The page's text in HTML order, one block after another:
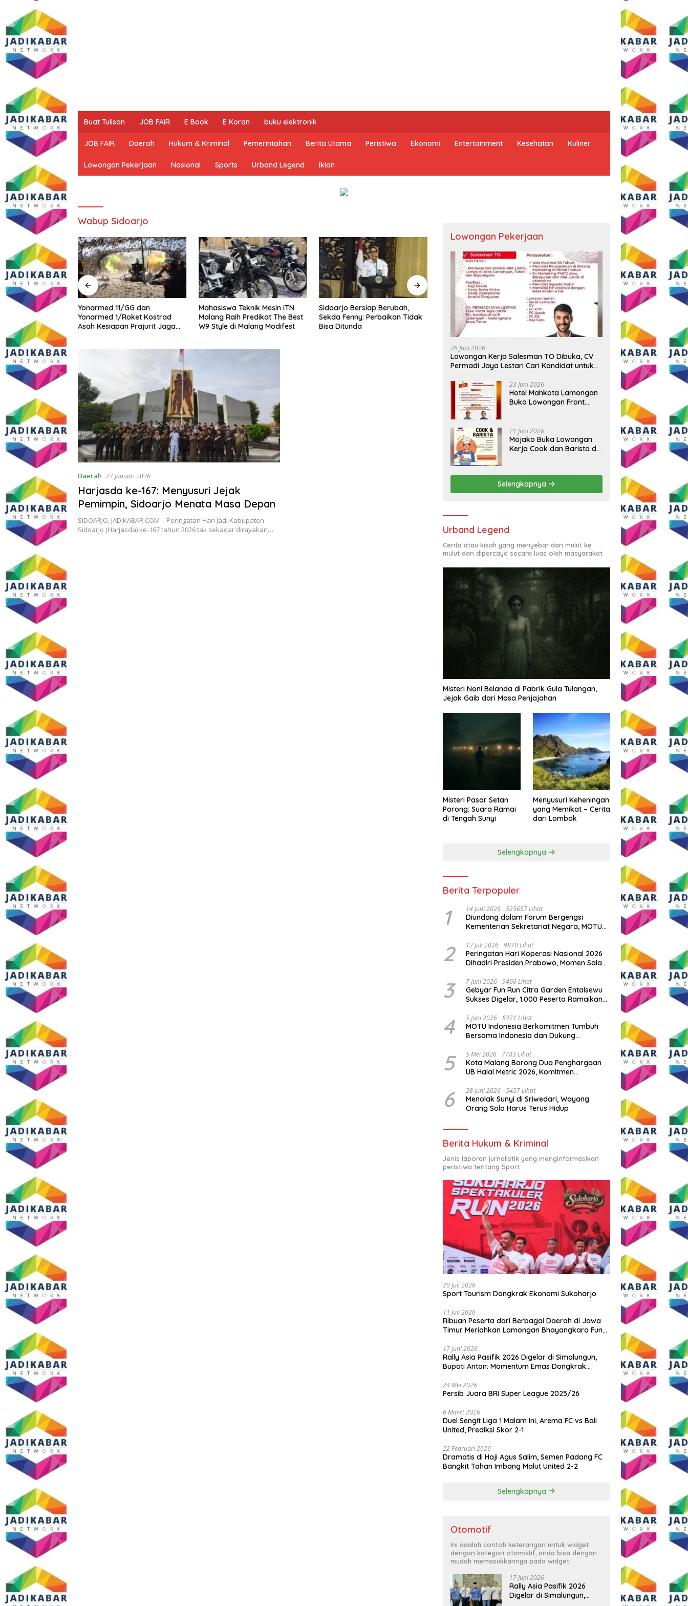
Buat Tulisan JOB FAIR E Book E Koran buku elektronik
JOB FAIR Daerah Hukum & Kriminal Pemerintahan Berita Utama Peristiwa Ekonomi Entertainment Kesehatan Kuliner
Lowongan Pekerjaan Nasional Sports Urband Legend Iklan
Wabup Sidoarjo
Wartawan
Gedung,
SMAN 1
DPD IWOI
Yonarmed 11/GG dan
Yonarmed 1/Roket Kostrad
Asah Kesiapan Prajurit Jaga
Mahasiswa Teknik Mesin ITN
Malang Raih Predikat The Best
W9 Style di Malang Modifest
Sidoarjo Bersiap Berubah,
Sekda Fenny: Perbaikan Tidak
Bisa Ditunda
Bukan Sekadar Ngopi, Presiden
LIRA Andi Syafrani
Konsolidasikan Kekuatan
Organisasi di Malang
Sambut HUT RI ke-81, Grand
Mercure Malang Mirama Gelar
Opening Ceremony Olimpiade
Agustusan 2026
Daerah 27 Januari 2026
Harjasda ke-167: Menyusuri Jejak
Pemimpin, Sidoarjo Menata Masa Depan
SIDOARJO, JADIKABAR.COM – Peringatan Hari Jadi Kabupaten
Sidoarjo (Harjasda) ke-167 tahun 2026 tak sekadar dirayakan…
Lowongan Pekerjaan
26 Juni 2026
Lowongan Kerja Salesman TO Dibuka, CV
Permadi Jaya Lestari Cari Kandidat untuk
23 Juni 2026
Hotel Mahkota Lamongan
Buka Lowongan Front
Syaratnya
21 Juni 2026
Mojako Buka Lowongan
Kerja Cook dan Barista di
Selengkapnya
Urband Legend
Cerita atau kisah yang menyebar dari mulut ke
mulut dan dipercaya secara luas oleh masyarakat
Misteri Noni Belanda di Pabrik Gula Tulangan,
Jejak Gaib dari Masa Penjajahan
Misteri Pasar Setan
Porong: Suara Ramai
di Tengah Sunyi
Menyusuri Keheningan
yang Memikat – Cerita
dari Lombok
Selengkapnya
Berita Terpopuler
1 14 Juni 2026 525657 Lihat
Diundang dalam Forum Bergengsi
Kementerian Sekretariat Negara, MOTU
Indonesia
2 12 Juli 2026 9870 Lihat
Peringatan Hari Koperasi Nasional 2026
Dihadiri Presiden Prabowo, Momen Salam
3 7 Juni 2026 9466 Lihat
Gebyar Fun Run Citra Garden Entalsewu
Sukses Digelar, 1.000 Peserta Ramaikan
4 5 Juni 2026 8371 Lihat
MOTU Indonesia Berkomitmen Tumbuh
Bersama Indonesia dan Dukung
5 5 Mei 2026 7783 Lihat
Kota Malang Borong Dua Penghargaan
UB Halal Metric 2026, Komitmen
6 28 Juni 2026 5457 Lihat
Menolak Sunyi di Sriwedari, Wayang
Orang Solo Harus Terus Hidup
Berita Hukum & Kriminal
Jenis laporan jurnalistik yang menginformasikan
peristiwa tentang Sport
20 Juli 2026
Sport Tourism Dongkrak Ekonomi Sukoharjo
11 Juli 2026
Ribuan Peserta dari Berbagai Daerah di Jawa
Timur Meriahkan Lamongan Bhayangkara Fun
17 Juni 2026
Rally Asia Pasifik 2026 Digelar di Simalungun,
Bupati Anton: Momentum Emas Dongkrak
24 Mei 2026
Persib Juara BRI Super League 2025/26
6 Maret 2026
Duel Sengit Liga 1 Malam Ini, Arema FC vs Bali
United, Prediksi Skor 2-1
22 Februari 2026
Dramatis di Haji Agus Salim, Semen Padang FC
Bangkit Tahan Imbang Malut United 2-2
Selengkapnya
Otomotif
Ini adalah contoh keterangan untuk widget
dengan kategori otomotif, anda bisa dengan
mudah memasukkannya pada widget.
17 Juni 2026
Rally Asia Pasifik 2026
Digelar di Simalungun,